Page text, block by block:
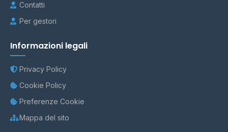
Contatti
Per gestori
Informazioni legali
Privacy Policy
Cookie Policy
Preferenze Cookie
Mappa del sito